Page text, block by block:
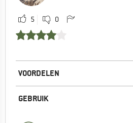
5 0
VOORDELEN
GEBRUIK